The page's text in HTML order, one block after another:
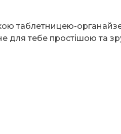
таблетницею-
для тебе простішою та